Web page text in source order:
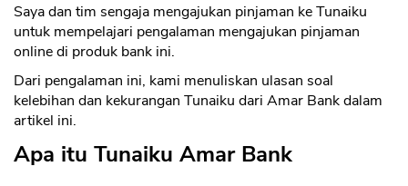
Saya dan tim sengaja mengajukan pinjaman ke Tunaiku
untuk mempelajari pengalaman mengajukan pinjaman
online di produk bank ini.
Dari pengalaman ini, kami menuliskan ulasan soal
kelebihan dan kekurangan Tunaiku dari Amar Bank dalam
artikel ini.
Apa itu Tunaiku Amar Bank